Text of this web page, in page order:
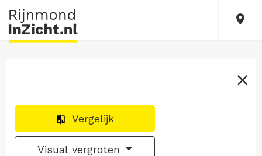
Vergelijk
Visual vergroten